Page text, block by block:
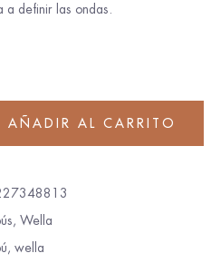
a definir las ondas.
AÑADIR AL CARRITO
, Wella
, wella